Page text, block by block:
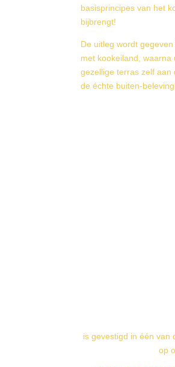
basisprincipes van het
bijbrengt!
De uitleg wordt
met kookeiland, waarna
gezellige terras zelf
de échte buiten-
is gevestigd in één van
op